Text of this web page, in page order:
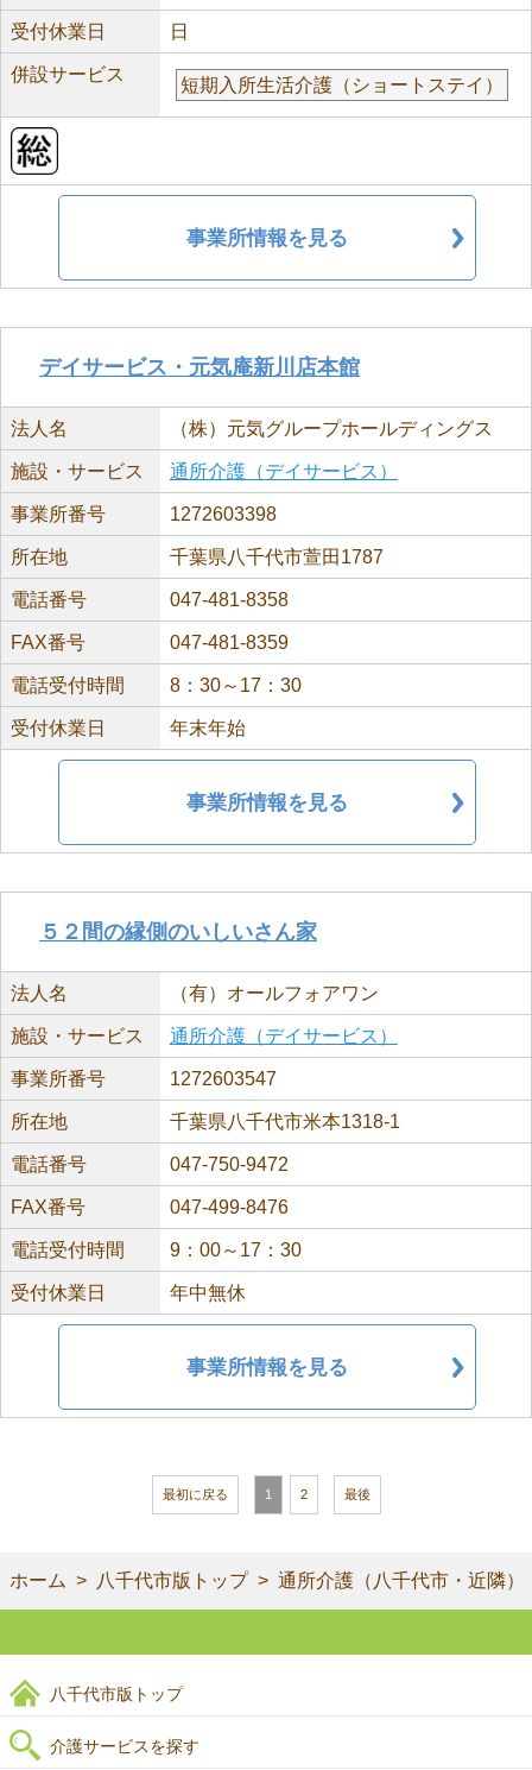
受付休業日 日
併設サービス
短期入所生活介護（ショートステイ）
事業所情報を見る
デイサービス・元気庵新川店本館
法人名 （株）元気グループホールディングス
施設・サービス 通所介護（デイサービス）
事業所番号 1272603398
所在地 千葉県八千代市萱田1787
電話番号 047-481-8358
FAX番号 047-481-8359
電話受付時間 8：30～17：30
受付休業日 年末年始
事業所情報を見る
５２間の縁側のいしいさん家
法人名 （有）オールフォアワン
施設・サービス 通所介護（デイサービス）
事業所番号 1272603547
所在地 千葉県八千代市米本1318-1
電話番号 047-750-9472
FAX番号 047-499-8476
電話受付時間 9：00～17：30
受付休業日 年中無休
事業所情報を見る
最初に戻る 1 2 最後
ホーム 八千代市版トップ 通所介護（八千代市・近隣）
八千代市版トップ
介護サービスを探す